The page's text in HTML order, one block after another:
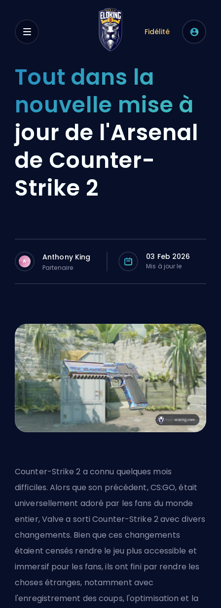
Fidélité
Tout dans la
nouvelle mise à
jour de l'Arsenal
de Counter-
Strike 2
A Anthony King
Partenaire
03 Feb 2026
Mis à jour le
Counter-Strike 2 a connu quelques mois
difficiles. Alors que son précédent, CS:GO, était
universellement adoré par les fans du monde
entier, Valve a sorti Counter-Strike 2 avec divers
changements. Bien que ces changements
étaient censés rendre le jeu plus accessible et
immersif pour les fans, ils ont fini par rendre les
choses étranges, notamment avec
l'enregistrement des coups, l'optimisation et la